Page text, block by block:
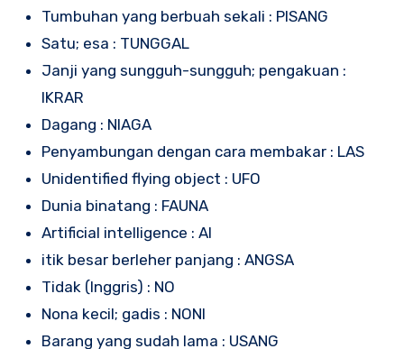
Tumbuhan yang berbuah sekali : PISANG
Satu; esa : TUNGGAL
Janji yang sungguh-sungguh; pengakuan :
IKRAR
Dagang : NIAGA
Penyambungan dengan cara membakar : LAS
Unidentified flying object : UFO
Dunia binatang : FAUNA
Artificial intelligence : AI
itik besar berleher panjang : ANGSA
Tidak (Inggris) : NO
Nona kecil; gadis : NONI
Barang yang sudah lama : USANG